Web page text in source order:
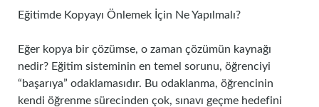
Eğitimde Kopyayı Önlemek İçin Ne Yapılmalı?
Eğer kopya bir çözümse, o zaman çözümün kaynağı
nedir? Eğitim sisteminin en temel sorunu, öğrenciyi
“başarıya” odaklamasıdır. Bu odaklanma, öğrencinin
kendi öğrenme sürecinden çok, sınavı geçme hedefini